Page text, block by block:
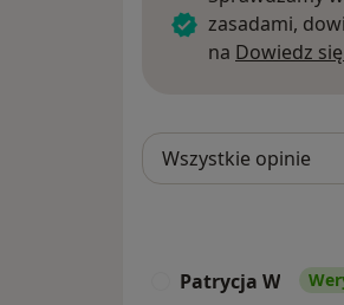
zasadami,
na Dowiedz
Patrycja W